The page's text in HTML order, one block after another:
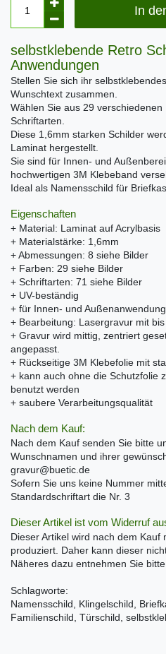
In
selbstklebende Retro
Anwendungen
Stellen Sie sich ihr
Wunschtext zusammen.
Wählen Sie aus 29
Schriftarten.
Diese 1,6mm starken Schilder
Laminat hergestellt.
Sie sind für Innen- und
hochwertigen 3M Klebeband
Ideal als Namensschild für
Eigenschaften
+ Material: Laminat auf Acrylbasis
+ Materialstärke: 1,6mm
+ Abmessungen: 8 siehe Bilder
+ Farben: 29 siehe Bilder
+ Schriftarten: 71 siehe Bilder
+ UV-beständig
+ für Innen- und
+ Bearbeitung: Lasergravur mit
+ Gravur wird mittig, zentriert
angepasst.
+ Rückseitige 3M Klebefolie mit
+ kann auch ohne die Schutzfolie
benutzt werden
+ saubere Verarbeitungsqualität
Nach dem Kauf:
Nach dem Kauf senden Sie bitte
Wunschnamen und ihrer
gravur@buetic.de
Sofern Sie uns keine Nummer
Standardschriftart die Nr. 3
Dieser Artikel ist vom Widerruf
Dieser Artikel wird nach dem Kauf
produziert. Daher kann dieser
Näheres dazu entnehmen Sie
Schlagworte:
Namensschild, Klingelschild,
Familienschild, Türschild,